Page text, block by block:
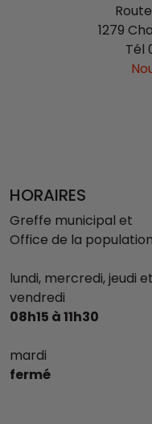
1279
Tél
HORAIRES
Greffe municipal et
Office de la population
lundi, mercredi, jeudi et
vendredi
08h15 à 11h30
mardi
fermé